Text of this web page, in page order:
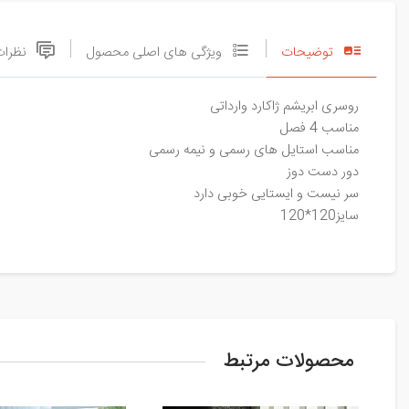
توضیحات ویژگی های اصلی محصول
روسری ابریشم ژاکارد وارداتی
مناسب 4 فصل
مناسب استایل های رسمی و نیمه رسمی
دور دست دوز
سر نیست و ایستایی خوبی دارد
سایز120*120
محصولات مرتبط